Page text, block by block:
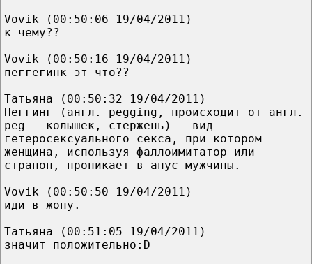
Vovik (00:50:06 19/04/2011)
к чему??
Vovik (00:50:16 19/04/2011)
пеггегинк эт что??
Татьяна (00:50:32 19/04/2011)
Пеггинг (англ. pegging, происходит от англ.
peg — колышек, стержень) — вид
гетеросексуального секса, при котором
женщина, используя фаллоимитатор или
страпон, проникает в анус мужчины.
Vovik (00:50:50 19/04/2011)
иди в жопу.
Татьяна (00:51:05 19/04/2011)
значит положительно:D